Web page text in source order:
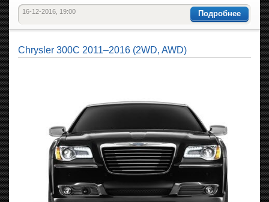
Подробнее
16-12-2016, 19:00
Chrysler 300C 2011–2016 (2WD, AWD)